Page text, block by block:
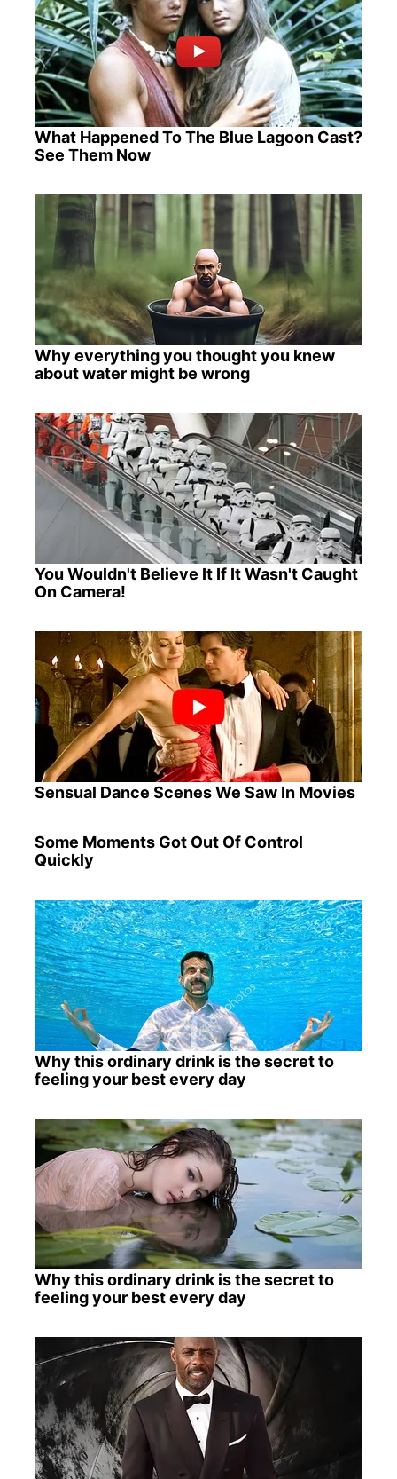
What Happened To The Blue Lagoon Cast?
See Them Now
Why everything you thought you knew
about water might be wrong
You Wouldn't Believe It If It Wasn't Caught
On Camera!
Sensual Dance Scenes We Saw In Movies
Some Moments Got Out Of Control
Quickly
Why this ordinary drink is the secret to
feeling your best every day
Why this ordinary drink is the secret to
feeling your best every day